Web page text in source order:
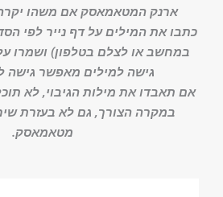
ארנק המטאמאסק אם משהו
כתבו את המילים על דף נייר לפי
במחשב או לצלם בטלפון) ושמרו
גישה למילים מאפשר גישה
אם תאבדו את מילות הגיבוי, לא
במקרה הצורך, גם לא בעזרת
מטאמאסק.